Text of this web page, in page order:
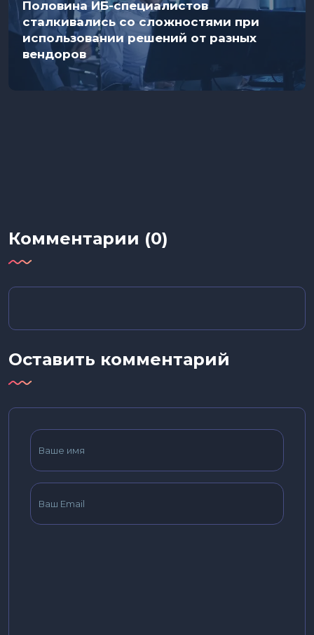
Половина ИБ-специалистов
сталкивались со сложностями при
использовании решений от разных
вендоров
Комментарии (0)
Оставить комментарий